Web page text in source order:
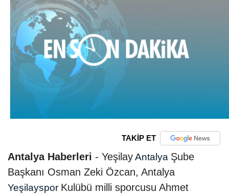
TAKİP ET
Antalya Haberleri - YeşilayAntalya Şube
Başkanı Osman Zeki Özcan, Antalya
Yeşilayspor Kulübü milli sporcusu Ahmet